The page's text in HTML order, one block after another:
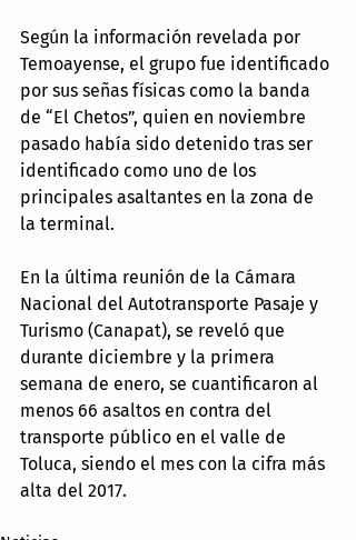
Según la información revelada por
Temoayense, el grupo fue identificado
por sus señas físicas como la banda
de “El Chetos”, quien en noviembre
pasado había sido detenido tras ser
identificado como uno de los
principales asaltantes en la zona de
la terminal.
En la última reunión de la Cámara
Nacional del Autotransporte Pasaje y
Turismo (Canapat), se reveló que
durante diciembre y la primera
semana de enero, se cuantificaron al
menos 66 asaltos en contra del
transporte público en el valle de
Toluca, siendo el mes con la cifra más
alta del 2017.